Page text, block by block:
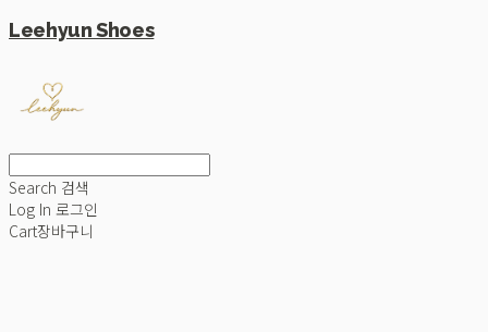
Leehyun Shoes
Search 검색
Log In 로그인
Cart장바구니